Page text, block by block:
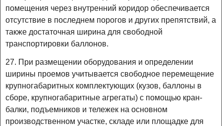
помещения через внутренний коридор обеспечивается
отсутствие в последнем порогов и других препятствий, а
также достаточная ширина для свободной
транспортировки баллонов.
27. При размещении оборудования и определении
ширины проемов учитывается свободное перемещение
крупногабаритных комплектующих (кузов, баллоны в
сборе, крупногабаритные агрегаты) с помощью кран-
балки, подъемников и тележек на основном
производственном участке, складе или площадке для